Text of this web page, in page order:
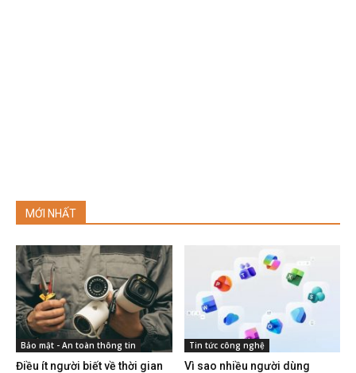
MỚI NHẤT
Bảo mật - An toàn thông tin
Điều ít người biết về thời gian
Tin tức công nghệ
Vì sao nhiều người dùng